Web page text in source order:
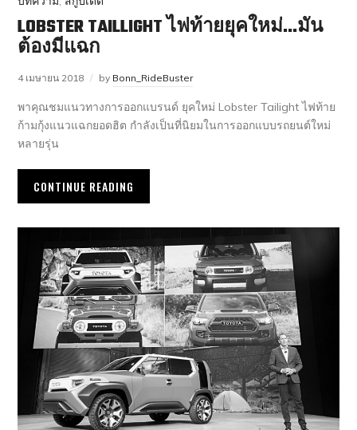
LOBSTER TAILLIGHT ไฟท้ายยุคใหม่…มัน
ต้องมีแฉก
4 เมษายน 2018 by Bonn_RideBuster
พาคุณชมแนวทางการออกแบรนด์ ยุคใหม่ Lobster Tailight ไฟท้าย
ก้ามกุ้งแนวแฉกยอดฮิต กำลังเป็นที่นิยมในการออกแบบรถยนต์ใหม่
หลายรุ่น
CONTINUE READING